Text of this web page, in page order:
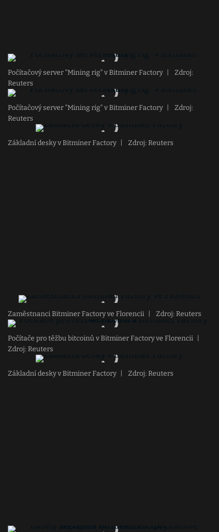
Počítačový server "Mining rig" v Bitminer Factory
Zdroj:
Reuters
Počítačový server "Mining rig" v Bitminer Factory
Zdroj:
Reuters
Základní desky v Bitminer Factory Zdroj: Reuters
Zaměstnanci Bitminer Factory ve Florencii Zdroj: Reuters
Počítače pro těžbu bitcoinů v Bitminer Factory ve Florencii
Zdroj: Reuters
Základní desky v Bitminer Factory Zdroj: Reuters